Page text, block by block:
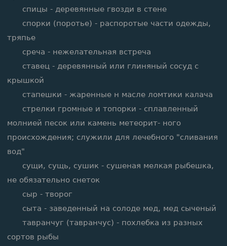
спицы - деревянные гвозди в стене
спорки (поротье) - распоротые части одежды,
тряпье
среча - нежелательная встреча
ставец - деревянный или глиняный сосуд с
крышкой
стапешки - жаренные н масле ломтики калача
стрелки громные и топорки - сплавленный
молнией песок или камень метеорит- ного
происхождения; служили для лечебного "сливания
вод"
сущи, сущь, сушик - сушеная мелкая рыбешка,
не обязательно снеток
сыр - творог
сыта - заведенный на солоде мед, мед сыченый
тавранчуг (тавранчус) - похлебка из разных
сортов рыбы